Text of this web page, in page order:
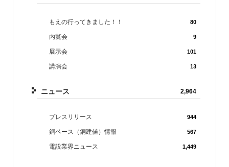
もえの行ってきました！！ 80
内覧会 9
展示会 101
講演会 13
ニュース 2,964
プレスリリース 944
銅ベース（銅建値）情報 567
電設業界ニュース 1,449